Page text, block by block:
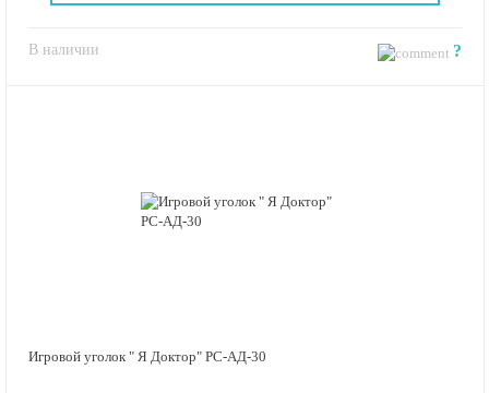
В наличии ?
Игровой уголок " Я Доктор" РС-АД-30